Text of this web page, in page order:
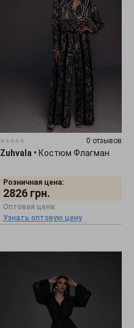
0 отзывов
Zuhvala • Костюм Флагман
Розничная цена:
2826 грн.
Оптовая цена:
Узнать оптовую цену